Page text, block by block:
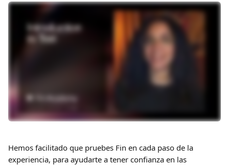
Hemos facilitado que pruebes Fin en cada paso de la
experiencia, para ayudarte a tener confianza en las